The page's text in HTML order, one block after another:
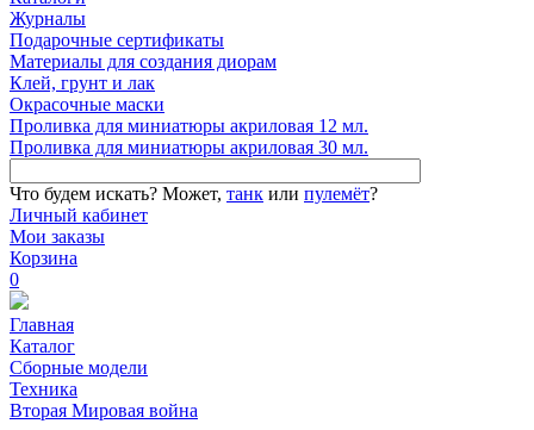
Журналы
Подарочные сертификаты
Материалы для создания диорам
Клей, грунт и лак
Окрасочные маски
Проливка для миниатюры акриловая 12 мл.
Проливка для миниатюры акриловая 30 мл.
Что будем искать? Может, танк или пулемёт?
Личный кабинет
Мои заказы
Корзина
0
Главная
Каталог
Сборные модели
Техника
Вторая Мировая война